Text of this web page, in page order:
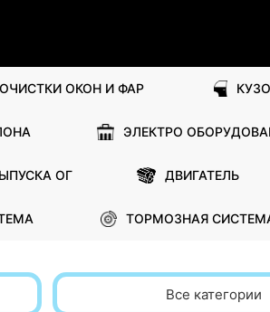
ОКОН И ФАР
ЭЛЕКТРО
ОГ ДВИГАТЕЛЬ
ТОРМОЗНАЯ
Все категории